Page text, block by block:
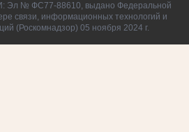
Эл № ФС77-88610, выдано Федеральной
связи, информационных технологий и
(Роскомнадзор) 05 ноября 2024 г.